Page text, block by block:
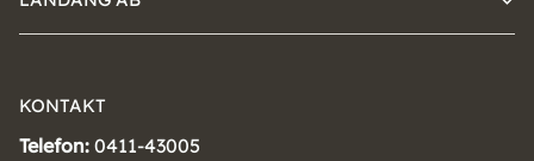
KONTAKT
Telefon: 0411-43005